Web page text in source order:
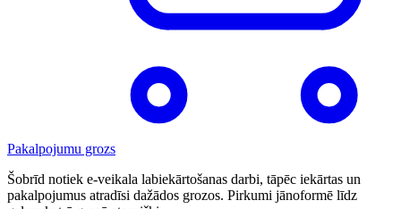
Pakalpojumu grozs
Šobrīd notiek e-veikala labiekārtošanas darbi, tāpēc iekārtas un
pakalpojumus atradīsi dažādos grozos. Pirkumi jānoformē līdz